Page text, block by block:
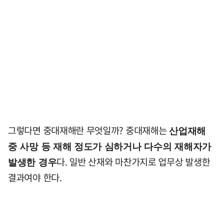
그렇다면 중대재해란 무엇일까? 중대재해는산업재해
중 사망 등 재해 정도가 심하거나 다수의 재해자가
발생한 경우다. 일반 산재와 마찬가지로 업무상 발생한
결과여야 한다.